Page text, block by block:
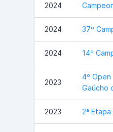
2024
2024 37º
2024 14º
2023
4º
Gaúcho
2023 2ª